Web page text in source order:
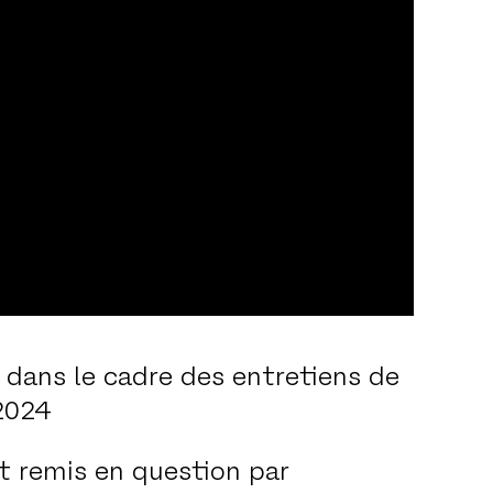
le cadre des entretiens de
remis en question par